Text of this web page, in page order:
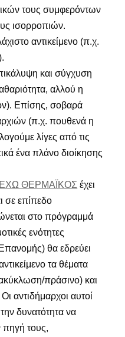
τους συμφερόντων
ισορροπιών.
αντικείμενο (π.χ.
και σύγχυση
αλλού η
Επίσης, σοβαρά
(π.χ. πουθενά η
λίγες από τις
ένα πλάνο διοίκησης
ΘΕΡΜΑΪΚΟΣ έχει
σε επίπεδο
στο πρόγραμμά
ενότητες
θα εδρεύει
τα θέματα
πράσινο) και
αντιδήμαρχοι αυτοί
δυνατότητα να
πηγή τους,